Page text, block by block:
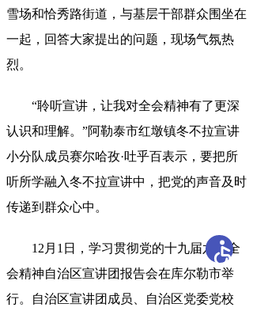
雪场和恰秀路街道，与基层干部群众围坐在
一起 ， 回答大家提出的问题，现场气氛热
烈。
“聆听宣讲 ， 让我对全会精神有了更深
认识和理解。”阿勒泰市红墩镇冬不拉宣讲
小分队成员赛尔哈孜·吐乎百表示 ， 要把所
听所学融入冬不拉宣讲中，把党的声音及时
传递到群众心中 。
12月1日 ， 学习贯彻党的十九届六中全
会精神自治区宣讲团报告会在库尔勒市举
行。自治区宣讲团成员、自治区党委党校